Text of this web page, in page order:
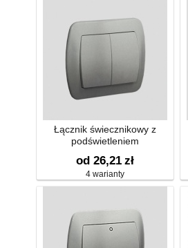
Łącznik świecznikowy z
podświetleniem
od 26,21 zł
4 warianty